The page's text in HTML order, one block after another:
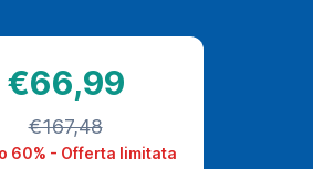
€66,99
€167,48
60% - Offerta limitata